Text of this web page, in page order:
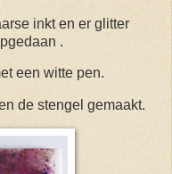
inkt en er glitter
.
een witte pen.
de stengel gemaakt.